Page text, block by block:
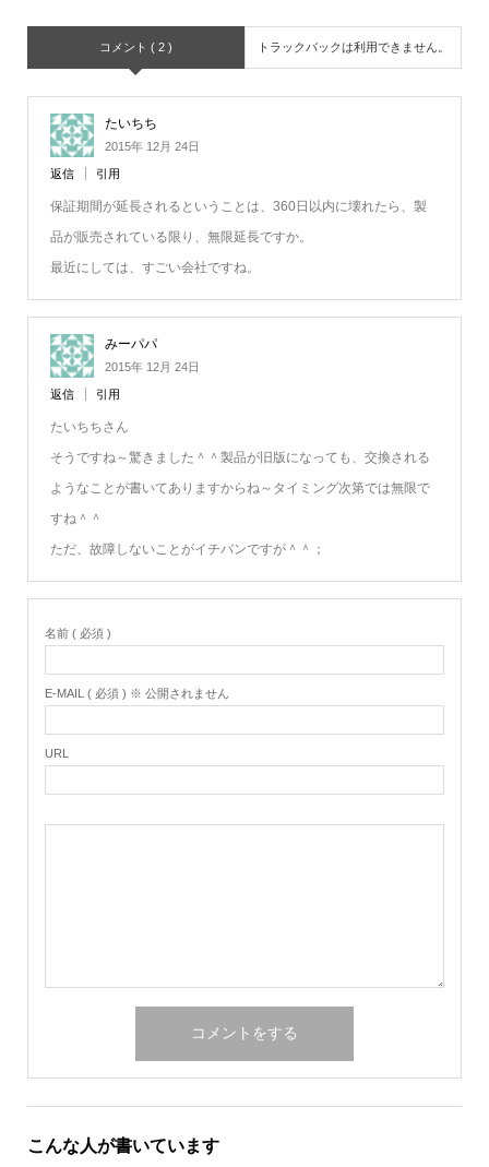
コメント ( 2 ) トラックバックは利用できません。
たいちち
2015年 12月 24日
返信 引用
保証期間が延長されるということは、360日以内に壊れたら、製
品が販売されている限り、無限延長ですか。
最近にしては、すごい会社ですね。
みーパパ
2015年 12月 24日
返信 引用
たいちちさん
そうですね～驚きました＾＾製品が旧版になっても、交換される
ようなことが書いてありますからね～タイミング次第では無限で
すね＾＾
ただ、故障しないことがイチバンですが＾＾；
名前 ( 必須 )
E-MAIL ( 必須 ) ※ 公開されません
URL
こんな人が書いています